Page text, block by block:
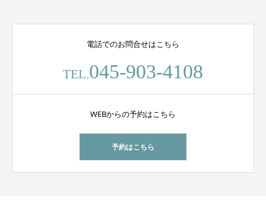
電話でのお問合せはこちら
TEL.045-903-4108
WEBからの予約はこちら
予約はこちら